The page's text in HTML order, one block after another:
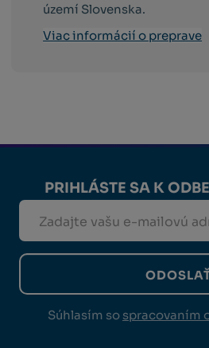
území Slovenska.
Viac informácií o preprave
PRIHLÁSTE SA K
Súhlasím so spracovaním